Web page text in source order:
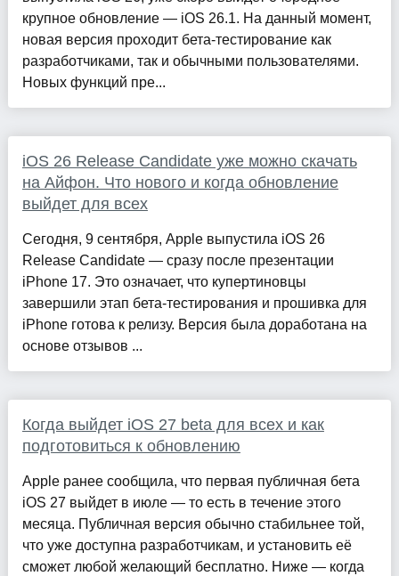
крупное обновление — iOS 26.1. На данный момент,
новая версия проходит бета-тестирование как
разработчиками, так и обычными пользователями.
Новых функций пре...
iOS 26 Release Candidate уже можно скачать
на Айфон. Что нового и когда обновление
выйдет для всех
Сегодня, 9 сентября, Apple выпустила iOS 26
Release Candidate — сразу после презентации
iPhone 17. Это означает, что купертиновцы
завершили этап бета-тестирования и прошивка для
iPhone готова к релизу. Версия была доработана на
основе отзывов ...
Когда выйдет iOS 27 beta для всех и как
подготовиться к обновлению
Apple ранее сообщила, что первая публичная бета
iOS 27 выйдет в июле — то есть в течение этого
месяца. Публичная версия обычно стабильнее той,
что уже доступна разработчикам, и установить её
сможет любой желающий бесплатно. Ниже — когда